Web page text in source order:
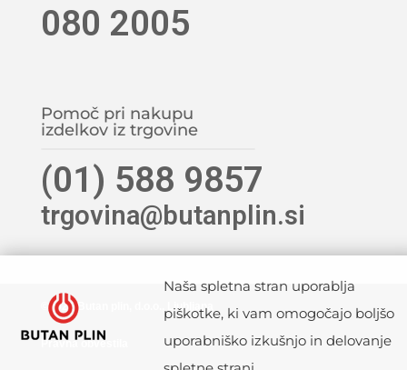
Naša spletna stran uporablja
piškotke, ki vam omogočajo boljšo
uporabniško izkušnjo in delovanje
080 2005
Pomoč pri nakupu
izdelkov iz trgovine
(01) 588 9857
trgovina@butanplin.si
©2021 Butan plin, d.o.o., Ljubljana
Pravna obvestila